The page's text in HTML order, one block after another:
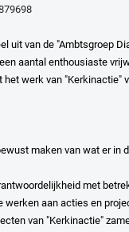
uit van de "Ambtsgroep
aantal enthousiaste
werk van
maken van wat er in
met
werken aan acties en
van "Kerkinactie"